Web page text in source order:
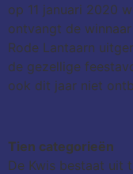
op 11 januari 2020
ontvangt de
Rode Lantaarn
de gezellige
ook dit jaar niet
Tien categorieën
De Kwis bestaat uit